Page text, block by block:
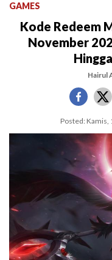
GAMES
Kode Redeem
November
Hairul
Posted: Kamis,